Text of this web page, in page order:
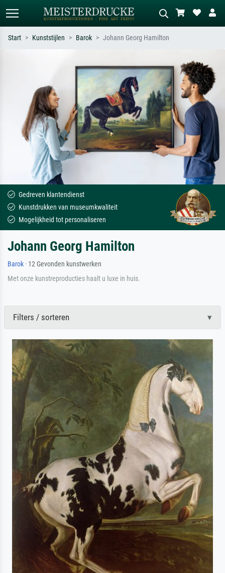
Zoek op kunstenaar, titel of stijl – bijv.
Monet, Sterrennacht, impressionisme,
Hokusai-golf, naakt.
Beschrijf de scène – bijv. groene
weide, abstract met veel rood, donker
olieverfschilderij, staand naakt naast
een boom.
Start Kunststijlen Barok Johann Georg Hamilton
Gedreven klantendienst
Kunstdrukken van museumkwaliteit
Mogelijkheid tot personaliseren
Johann Georg Hamilton
Barok · 12 Gevonden kunstwerken
Met onze kunstreproducties haalt u luxe in huis.
Filters / sorteren